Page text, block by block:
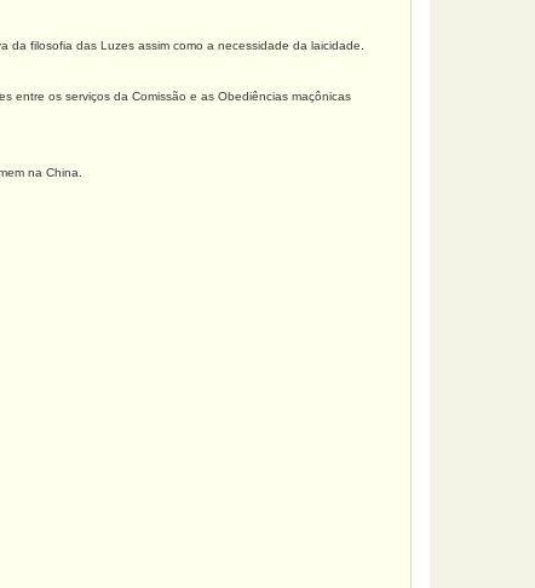
filosofia das Luzes assim como a necessidade da laicidade.
entre os serviços da Comissão e as Obediências maçônicas
na China.